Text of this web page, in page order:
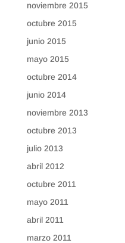
noviembre 2015
octubre 2015
junio 2015
mayo 2015
octubre 2014
junio 2014
noviembre 2013
octubre 2013
julio 2013
abril 2012
octubre 2011
mayo 2011
abril 2011
marzo 2011